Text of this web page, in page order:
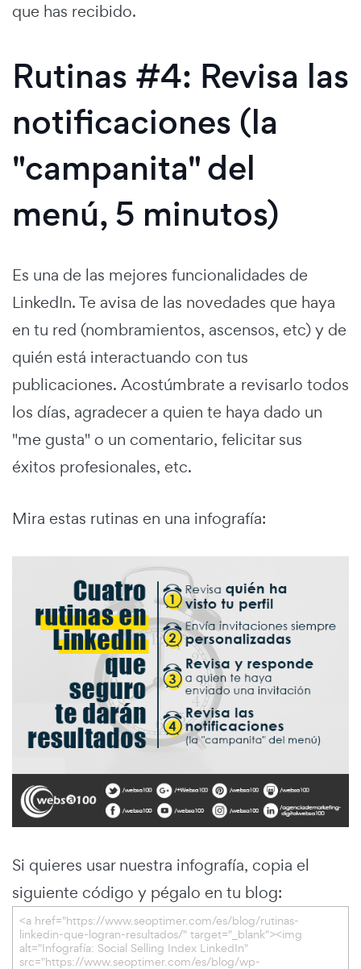
que has recibido.
Rutinas #4: Revisa las
notificaciones (la
"campanita" del
menú, 5 minutos)
Es una de las mejores funcionalidades de
LinkedIn. Te avisa de las novedades que haya
en tu red (nombramientos, ascensos, etc) y de
quién está interactuando con tus
publicaciones. Acostúmbrate a revisarlo todos
los días, agradecer a quien te haya dado un
"me gusta" o un comentario, felicitar sus
éxitos profesionales, etc.
Mira estas rutinas en una infografía:
Si quieres usar nuestra infografía, copia el
siguiente código y pégalo en tu blog: